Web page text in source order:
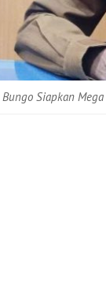
Siapkan